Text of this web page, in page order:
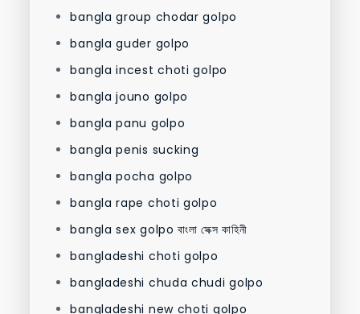
bangla group chodar golpo
bangla guder golpo
bangla incest choti golpo
bangla jouno golpo
bangla panu golpo
bangla penis sucking
bangla pocha golpo
bangla rape choti golpo
bangla sex golpo বাংলা সেক্স কাহিনী
bangladeshi choti golpo
bangladeshi chuda chudi golpo
bangladeshi new choti golpo